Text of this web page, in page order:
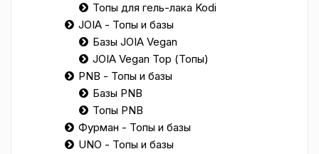
Топы для гель-лака Kodi
JOIA - Топы и базы
Базы JOIA Vegan
JOIA Vegan Top (Топы)
PNB - Топы и базы
Базы PNB
Топы PNB
Фурман - Топы и базы
UNO - Топы и базы